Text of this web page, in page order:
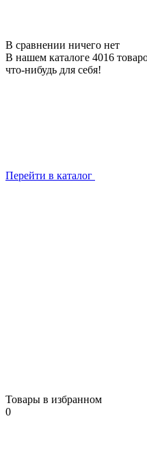
В сравнении ничего нет
В нашем каталоге 4016
что-нибудь для себя!
Перейти в каталог
Товары в избранном
0